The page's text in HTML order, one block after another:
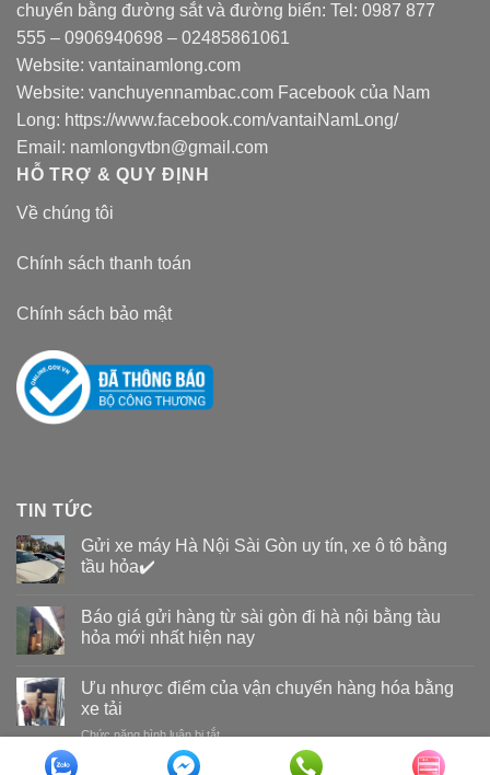
chuyển bằng đường sắt và đường biển: Tel: 0987 877
555 – 0906940698 – 02485861061
Website: vantainamlong.com
Website: vanchuyennambac.com Facebook của Nam
Long: https://www.facebook.com/vantaiNamLong/
Email: namlongvtbn@gmail.com
HỖ TRỢ & QUY ĐỊNH
Về chúng tôi
Chính sách thanh toán
Chính sách bảo mật
TIN TỨC
Gửi xe máy Hà Nội Sài Gòn uy tín, xe ô tô bằng
tầu hỏa✔️
Báo giá gửi hàng từ sài gòn đi hà nội bằng tàu
hỏa mới nhất hiện nay
Ưu nhược điểm của vận chuyển hàng hóa bằng
xe tải
Chức năng bình luận bị tắtở